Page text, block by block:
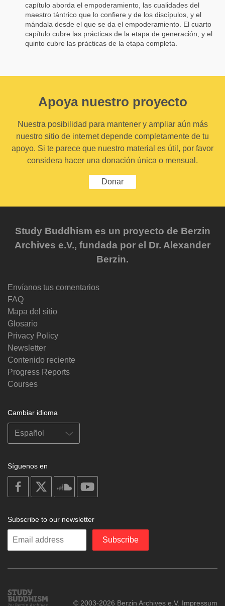
capítulo aborda el empoderamiento, las cualidades del
maestro tántrico que lo confiere y de los discípulos, y el
mándala desde el que se da el empoderamiento. El cuarto
capítulo cubre las prácticas de la etapa de generación, y el
quinto cubre las prácticas de la etapa completa.
Apoya nuestro proyecto
Nuestra posibilidad para mantener y ampliar aún más
nuestro sitio de internet depende completamente de tu
apoyo. Si te parece que nuestro material es útil, por favor
considera hacer una donación única o mensual.
Donar
Study Buddhism es un proyecto de Berzin
Archives e.V., fundada por el Dr. Alexander
Berzin.
Envíanos tus comentarios
FAQ
Mapa del sitio
Glosario
Privacy Policy
Newsletter
Contenido reciente
Progress Reports
Courses
Cambiar idioma
Síguenos en
on
facebook
soundcloud
Subscribe to our newsletter
Enter
Subscribe
Study
Buddhism
© 2003-2026 Berzin Archives e.V. Impressum